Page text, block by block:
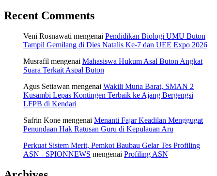
Recent Comments
Veni Rosnawati mengenai Pendidikan Biologi UMU Buton
Tampil Gemilang di Dies Natalis Ke-7 dan UEE Expo 2026
Musrafil mengenai Mahasiswa Hukum Asal Buton Angkat
Suara Terkait Aspal Buton
Agus Setiawan mengenai Wakili Muna Barat, SMAN 2
Kusambi Lepas Kontingen Terbaik ke Ajang Bergengsi
LFPB di Kendari
Safrin Kone mengenai Menanti Fajar Keadilan Menggugat
Penundaan Hak Ratusan Guru di Kepulauan Aru
Perkuat Sistem Merit, Pemkot Baubau Gelar Tes Profiling
ASN - SPIONNEWS mengenai Profiling ASN